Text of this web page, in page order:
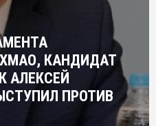
КАНДИДАТ
АЛЕКСЕЙ
ПРОТИВ